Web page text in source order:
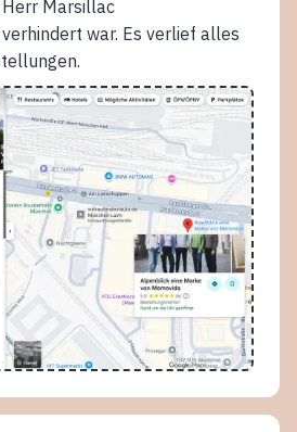
Marsillac
war. Es verlief alles